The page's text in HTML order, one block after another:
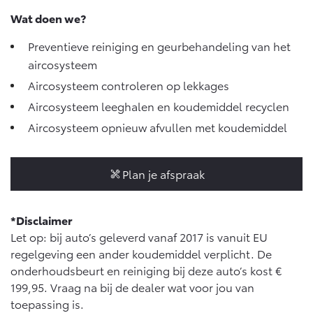
Vanaf € 46.301,- Vanaf € 56.570,-
Land Cruiser (excl. BTW)
Wat doen we?
Preventieve reiniging en geurbehandeling van het
aircosysteem
Aircosysteem controleren op lekkages
Aircosysteem leeghalen en koudemiddel recyclen
Aircosysteem opnieuw afvullen met koudemiddel
Plan je afspraak
*Disclaimer
Let op: bij auto’s geleverd vanaf 2017 is vanuit EU
regelgeving een ander koudemiddel verplicht. De
onderhoudsbeurt en reiniging bij deze auto’s kost €
199,95. Vraag na bij de dealer wat voor jou van
toepassing is.